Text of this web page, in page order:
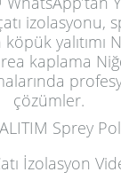
izolasyonu,
yalıtımı
kaplama
çözümler.
Sprey
İzolasyon